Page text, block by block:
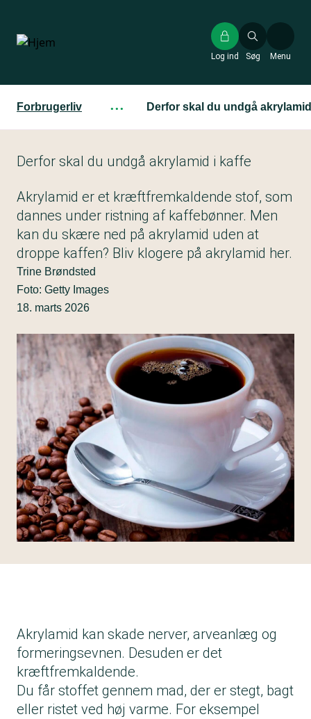
hovedindhold
Søg
Log ind Menu
Forbrugerliv ··· Derfor skal du undgå
Derfor skal du undgå akrylamid i kaffe
Akrylamid er et kræftfremkaldende stof, som
dannes under ristning af kaffebønner. Men
kan du skære ned på akrylamid uden at
droppe kaffen? Bliv klogere på akrylamid her.
Trine Brøndsted
Foto: Getty Images
18. marts 2026
Akrylamid kan skade nerver, arveanlæg og
formeringsevnen. Desuden er det
kræftfremkaldende.
Du får stoffet gennem mad, der er stegt, bagt
eller ristet ved høj varme. For eksempel